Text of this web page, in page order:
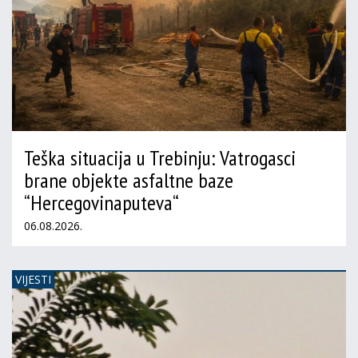
Teška situacija u Trebinju: Vatrogasci
brane objekte asfaltne baze
“Hercegovinaputeva“
06.08.2026.
VIJESTI